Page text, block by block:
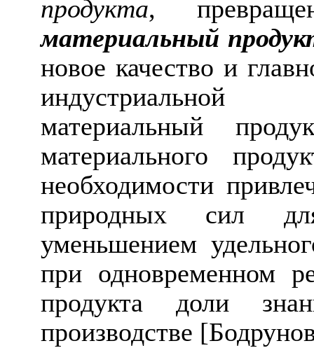
продукта,
материальный
новое качество и
индустриальной
материальный
материального
необходимости
природных сил
уменьшением
при одновременном
продукта доли
производстве